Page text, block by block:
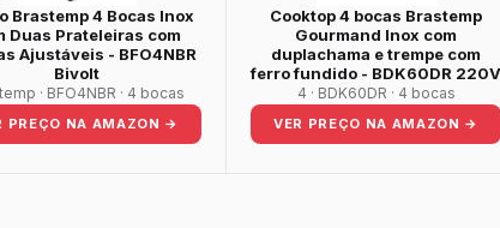
Brastemp 4 Bocas Inox
Duas Prateleiras com
Ajustáveis - BFO4NBR
Bivolt
· BFO4NBR · 4 bocas
PREÇO NA AMAZON →
Cooktop 4 bocas Brastemp
Gourmand Inox com
duplachama e trempe com
ferro fundido - BDK60DR 220V
4 · BDK60DR · 4 bocas
VER PREÇO NA AMAZON →